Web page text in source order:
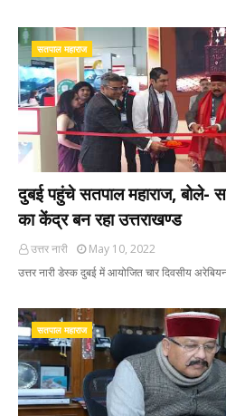
सतपाल महाराज
दुबई पहुंचे सतपाल महाराज, बोले-
का केंद्र बन रहा उत्तराखण्ड
उत्तर नारी
May 10, 2022
उत्तर नारी डेस्क दुबई में आयोजित चार दिवसीय
सतपाल महाराज